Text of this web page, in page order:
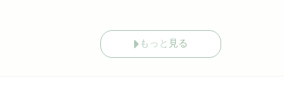
もっと見る